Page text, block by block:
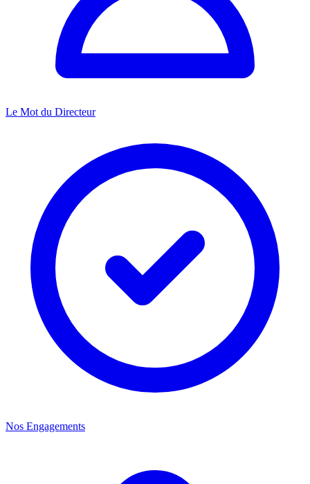
Le Mot du Directeur
Nos Engagements